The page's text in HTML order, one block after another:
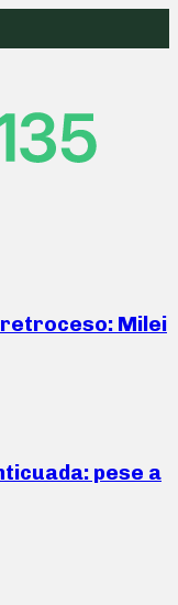
Milei
pese a